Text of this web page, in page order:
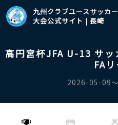
九州クラブユースサッカ
大会公式サイト | 長崎
高円宮杯JFA U-13 サ
FA
2026-05-09